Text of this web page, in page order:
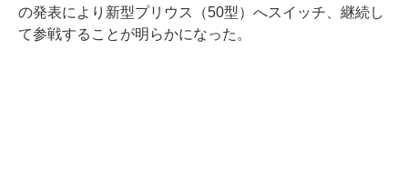
の発表により新型プリウス（50型）へスイッチ、継続し
て参戦することが明らかになった。